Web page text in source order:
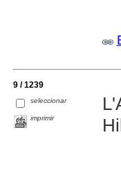
9 / 1239
seleccionar
imprimir